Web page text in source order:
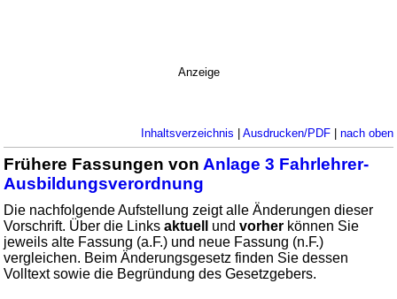
Anzeige
Inhaltsverzeichnis | Ausdrucken/PDF| nach oben
Frühere Fassungen von Anlage 3 Fahrlehrer-
Ausbildungsverordnung
Die nachfolgende Aufstellung zeigt alle Änderungen dieser
Vorschrift. Über die Linksaktuell undvorher können Sie
jeweils alte Fassung (a.F.) und neue Fassung (n.F.)
vergleichen. Beim Änderungsgesetz finden Sie dessen
Volltext sowie die Begründung des Gesetzgebers.